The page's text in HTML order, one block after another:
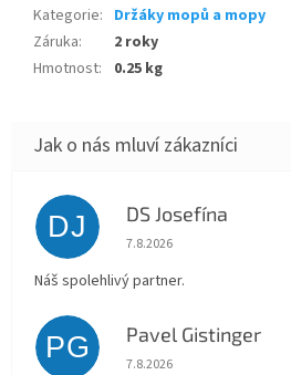
Kategorie: Držáky mopů a mopy
Záruka:
2 roky
Hmotnost: 0.25 kg
DJ DS Josefína
Hodnocení obchodu je 5
7.8.2026
Náš spolehlivý partner.
PG Pavel Gistinger
Hodnocení obchodu je 5
7.8.2026